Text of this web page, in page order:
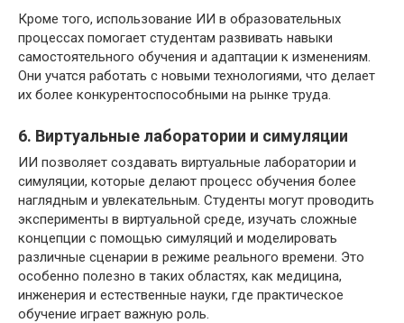
Кроме того, использование ИИ в образовательных
процессах помогает студентам развивать навыки
самостоятельного обучения и адаптации к изменениям.
Они учатся работать с новыми технологиями, что делает
их более конкурентоспособными на рынке труда.
6. Виртуальные лаборатории и симуляции
ИИ позволяет создавать виртуальные лаборатории и
симуляции, которые делают процесс обучения более
наглядным и увлекательным. Студенты могут проводить
эксперименты в виртуальной среде, изучать сложные
концепции с помощью симуляций и моделировать
различные сценарии в режиме реального времени. Это
особенно полезно в таких областях, как медицина,
инженерия и естественные науки, где практическое
обучение играет важную роль.